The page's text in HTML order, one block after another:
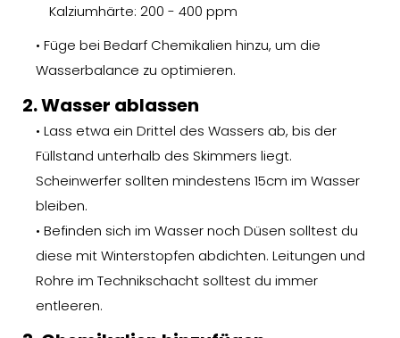
Kalziumhärte: 200 - 400 ppm
• Füge bei Bedarf Chemikalien hinzu, um die
Wasserbalance zu optimieren.
2. Wasser ablassen
• Lass etwa ein Drittel des Wassers ab, bis der
Füllstand unterhalb des Skimmers liegt.
Scheinwerfer sollten mindestens 15cm im Wasser
bleiben.
• Befinden sich im Wasser noch Düsen solltest du
diese mit Winterstopfen abdichten. Leitungen und
Rohre im Technikschacht solltest du immer
entleeren.